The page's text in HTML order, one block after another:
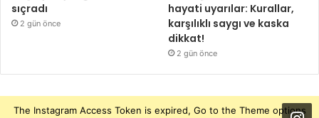
sıçradı
2 gün önce
hayati uyarılar: Kurallar,
karşılıklı saygı ve kaska
dikkat!
2 gün önce
The Instagram Access Token is expired, Go to the Theme options